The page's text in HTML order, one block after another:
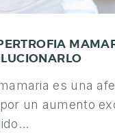
es una
un aumento